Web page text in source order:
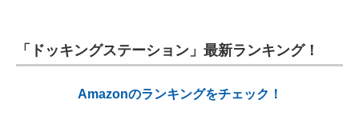
「ドッキングステーション」最新ランキング！
Amazonのランキングをチェック！